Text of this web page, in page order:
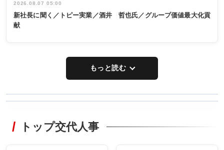
2026.08.07 05:00
新社長に聞く／トピー実業／酒井 哲也氏／グループ価値最大化貢
献
もっと読む
非鉄業界で
タックトレー
トップ交代人事